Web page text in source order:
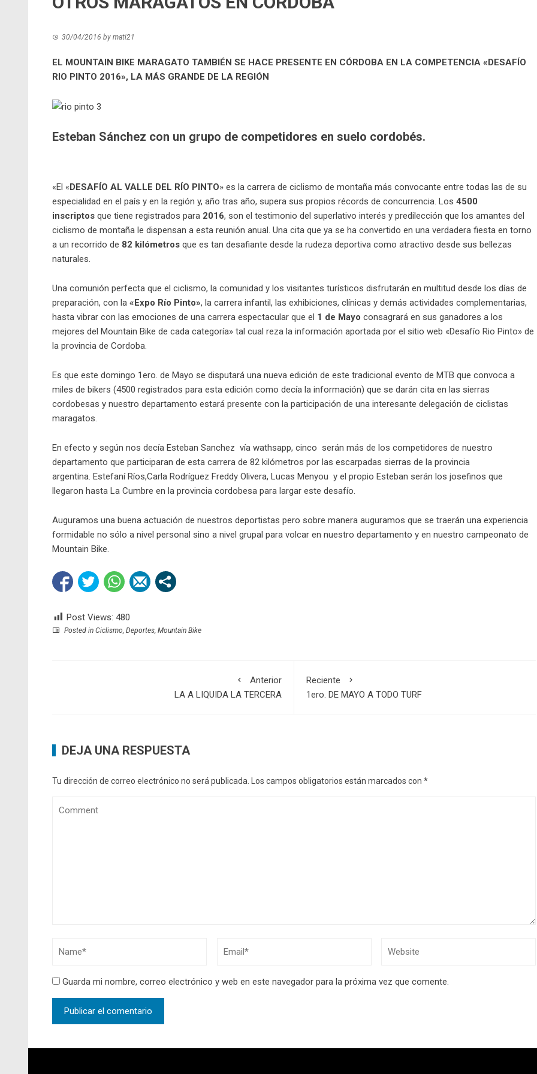
30/04/2016 by mati21
EL MOUNTAIN BIKE MARAGATO TAMBIÉN SE HACE PRESENTE EN CÓRDOBA EN LA COMPETENCIA «DESAFÍO
RIO PINTO 2016», LA MÁS GRANDE DE LA REGIÓN
Esteban Sánchez con un grupo de competidores en suelo cordobés.
«El «DESAFÍO AL VALLE DEL RÍO PINTO» es la carrera de ciclismo de montaña más convocante entre todas las de su
especialidad en el país y en la región y, año tras año, supera sus propios récords de concurrencia. Los 4500
inscriptos que tiene registrados para 2016, son el testimonio del superlativo interés y predilección que los amantes del
ciclismo de montaña le dispensan a esta reunión anual. Una cita que ya se ha convertido en una verdadera fiesta en torno
a un recorrido de 82 kilómetros que es tan desafiante desde la rudeza deportiva como atractivo desde sus bellezas
naturales.
Una comunión perfecta que el ciclismo, la comunidad y los visitantes turísticos disfrutarán en multitud desde los días de
preparación, con la «Expo Río Pinto», la carrera infantil, las exhibiciones, clínicas y demás actividades complementarias,
hasta vibrar con las emociones de una carrera espectacular que el 1 de Mayo consagrará en sus ganadores a los
mejores del Mountain Bike de cada categoría» tal cual reza la información aportada por el sitio web «Desafío Rio Pinto» de
la provincia de Cordoba.
Es que este domingo 1ero. de Mayo se disputará una nueva edición de este tradicional evento de MTB que convoca a
miles de bikers (4500 registrados para esta edición como decía la información) que se darán cita en las sierras
cordobesas y nuestro departamento estará presente con la participación de una interesante delegación de ciclistas
maragatos.
En efecto y según nos decía Esteban Sanchez vía wathsapp, cinco serán más de los competidores de nuestro
departamento que participaran de esta carrera de 82 kilómetros por las escarpadas sierras de la provincia
argentina. Estefaní Ríos,Carla Rodríguez Freddy Olivera, Lucas Menyou y el propio Esteban serán los josefinos que
llegaron hasta La Cumbre en la provincia cordobesa para largar este desafío.
Auguramos una buena actuación de nuestros deportistas pero sobre manera auguramos que se traerán una experiencia
formidable no sólo a nivel personal sino a nivel grupal para volcar en nuestro departamento y en nuestro campeonato de
Mountain Bike.
Post Views: 480
Posted in Ciclismo, Deportes, Mountain Bike
Anterior
LA A LIQUIDA LA TERCERA
Reciente
1ero. DE MAYO A TODO TURF
DEJA UNA RESPUESTA
Tu dirección de correo electrónico no será publicada. Los campos obligatorios están marcados con *
Guarda mi nombre, correo electrónico y web en este navegador para la próxima vez que comente.